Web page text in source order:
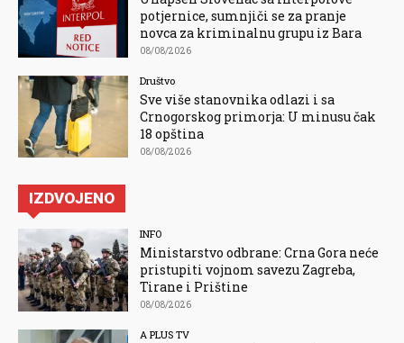
potjernice, sumnjiči se za pranje
novca za kriminalnu grupu iz Bara
08/08/2026
Društvo
Sve više stanovnika odlazi i sa
Crnogorskog primorja: U minusu čak
18 opština
08/08/2026
IZDVOJENO
INFO
Ministarstvo odbrane: Crna Gora neće
pristupiti vojnom savezu Zagreba,
Tirane i Prištine
08/08/2026
A PLUS TV